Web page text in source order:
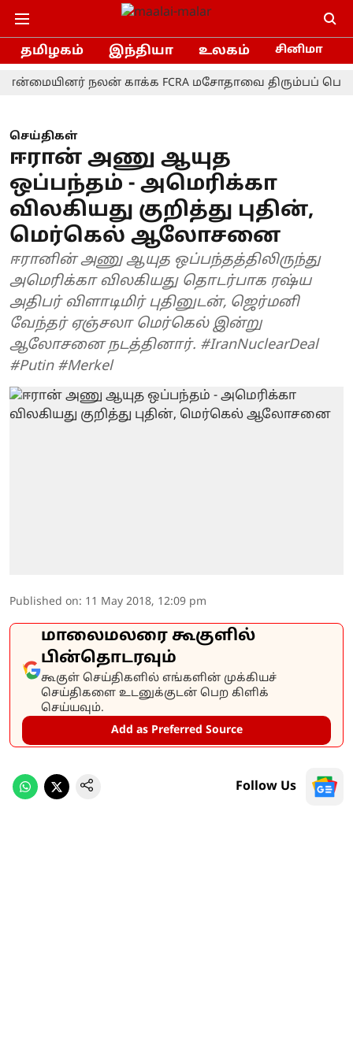
தமிழகம் இந்தியா உலகம் சினிமா
நலன் காக்க FCRA மசோதாவை திரும்பப் பெற
செய்திகள்
ஈரான் அணு ஆயுத
ஒப்பந்தம் - அமெரிக்கா
விலகியது குறித்து புதின்,
மெர்கெல் ஆலோசனை
ஈரானின் அணு ஆயுத ஒப்பந்தத்திலிருந்து
அமெரிக்கா விலகியது தொடர்பாக ரஷ்ய
அதிபர் விளாடிமிர் புதினுடன், ஜெர்மனி
வேந்தர் ஏஞ்சலா மெர்கெல் இன்று
ஆலோசனை நடத்தினார். #IranNuclearDeal
#Putin #Merkel
Published on: 11 May 2018, 12:09 pm
மாலைமலரை கூகுளில்
பின்தொடரவும்
கூகுள் செய்திகளில் எங்களின் முக்கியச்
செய்திகளை உடனுக்குடன் பெற கிளிக்
செய்யவும்.
Add as Preferred Source
Follow Us